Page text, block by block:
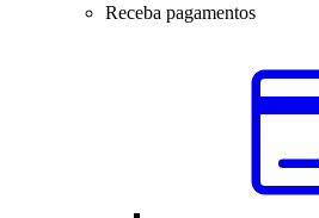
Receba pagamentos